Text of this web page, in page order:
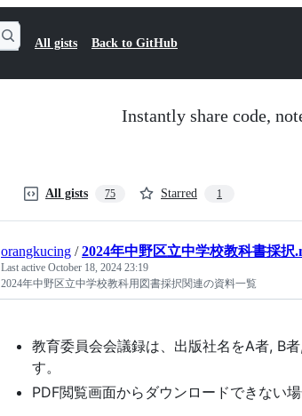
All gists Back to GitHub
Instantly share code,
All gists 75 Starred 1
orangkucing /2024年中野区立中学校教科書採択
Last active October 18, 2024 23:19
2024年中野区立中学校教科用図書採択関連の資料一覧
教育委員会会議録は、出版社名をA者, B者
す。
PDF閲覧画面からダウンロードできない場